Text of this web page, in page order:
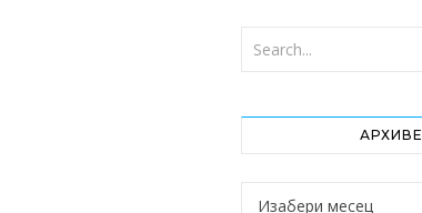
АРХИВЕ
Архиве